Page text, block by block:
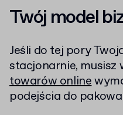
Twój model
Jeśli do tej pory
stacjonarnie, musisz
towarów online
podejścia do